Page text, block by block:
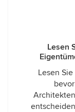
Lesen
Lesen